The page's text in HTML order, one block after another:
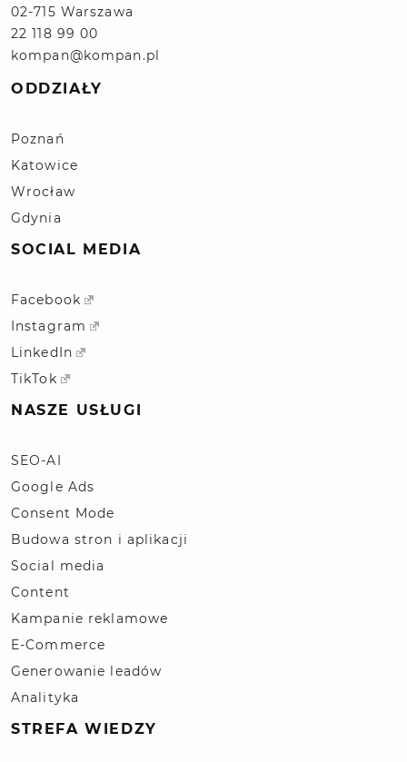
02-715 Warszawa
22 118 99 00
kompan@kompan.pl
ODDZIAŁY
Poznań
Katowice
Wrocław
Gdynia
SOCIAL MEDIA
Facebook
Instagram
LinkedIn
TikTok
NASZE USŁUGI
SEO-AI
Google Ads
Consent Mode
Budowa stron i aplikacji
Social media
Content
Kampanie reklamowe
E-Commerce
Generowanie leadów
Analityka
STREFA WIEDZY